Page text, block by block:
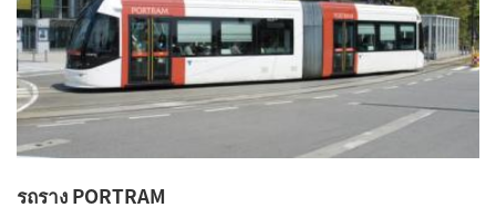
รถราง PORTRAM